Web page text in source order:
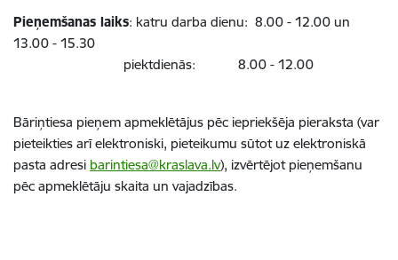
Pieņemšanas laiks: katru darba dienu: 8.00 - 12.00 un
13.00 - 15.30
piektdienās: 8.00 - 12.00
Bāriņtiesa pieņem apmeklētājus pēc iepriekšēja pieraksta (var
pieteikties arī elektroniski, pieteikumu sūtot uz elektroniskā
pasta adresi barintiesa@kraslava.lv), izvērtējot pieņemšanu
pēc apmeklētāju skaita un vajadzības.